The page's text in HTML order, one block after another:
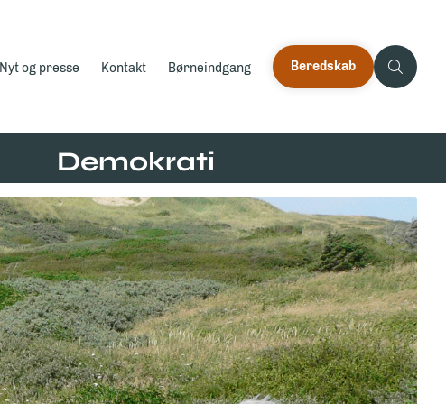
Nyt og presse Kontakt Børneindgang Beredskab
Demokrati